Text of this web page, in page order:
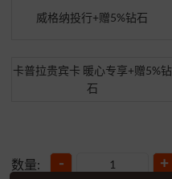
威格纳投行+赠5%钻石
卡普拉贵宾卡 暖心专享+赠5%钻
石
数量: - +